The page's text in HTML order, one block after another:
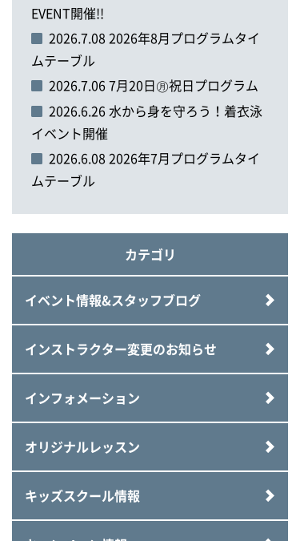
EVENT開催!!
2026.7.08 2026年8月プログラムタイ
ムテーブル
2026.7.06 7月20日㊊祝日プログラム
2026.6.26 水から身を守ろう！着衣泳
イベント開催
2026.6.08 2026年7月プログラムタイ
ムテーブル
カテゴリ
イベント情報&スタッフブログ
インストラクター変更のお知らせ
インフォメーション
オリジナルレッスン
キッズスクール情報